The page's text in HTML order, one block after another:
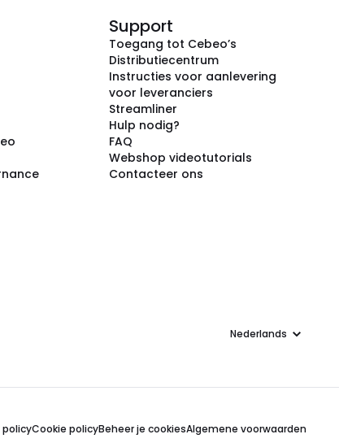
Support
Toegang tot Cebeo’s
Distributiecentrum
Instructies voor aanlevering
voor leveranciers
Streamliner
Hulp nodig?
FAQ
Webshop videotutorials
Contacteer ons
Taal
policyCookie policyBeheer je cookiesAlgemene voorwaarden